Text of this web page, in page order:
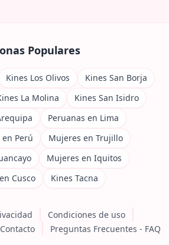
Populares
Kines Los Olivos
Kines San Borja
La Molina
Kines San Isidro
Peruanas en Lima
en Perú
Mujeres en Trujillo
Mujeres en Iquitos
Cusco
Kines Tacna
Condiciones de uso
Contacto Preguntas Frecuentes - FAQ